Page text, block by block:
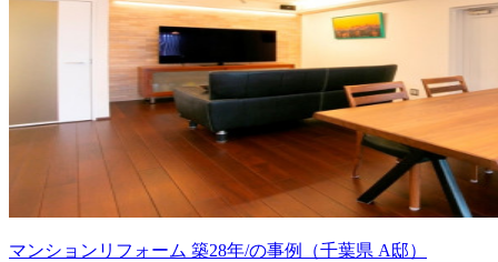
マンションリフォーム 築28年/の事例（千葉県 A邸）